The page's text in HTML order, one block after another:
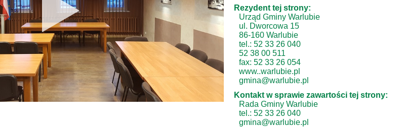
Rezydent tej strony:
Urząd Gminy Warlubie
ul. Dworcowa 15
86-160 Warlubie
tel.: 52 33 26 040
52 38 00 511
fax: 52 33 26 054
www..warlubie.pl
gmina@warlubie.pl
Kontakt w sprawie zawartości tej strony:
Rada Gminy Warlubie
tel.: 52 33 26 040
gmina@warlubie.pl